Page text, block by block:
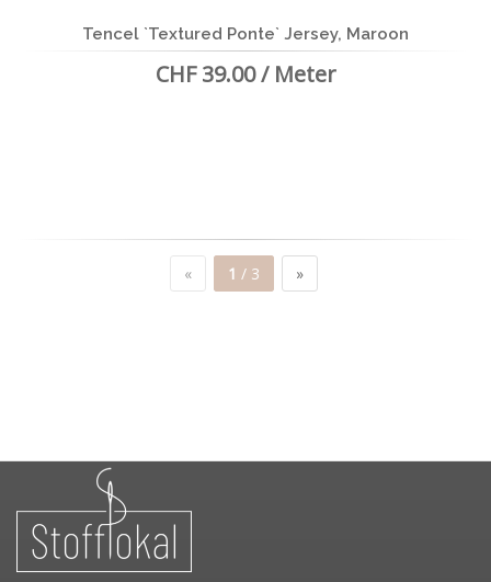
Tencel `Textured Ponte` Jersey, Maroon
CHF 39.00 / Meter
« 1 / 3 »